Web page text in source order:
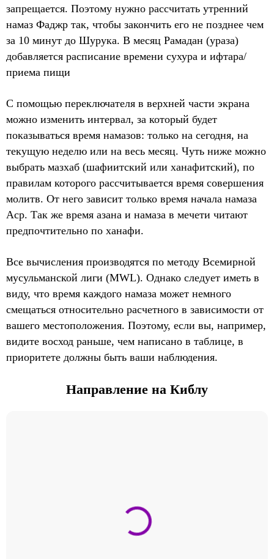
запрещается. Поэтому нужно рассчитать утренний
намаз Фаджр так, чтобы закончить его не позднее чем
за 10 минут до Шурука. В месяц Рамадан (ураза)
добавляется расписание времени сухура и ифтара/
приема пищи
С помощью переключателя в верхней части экрана
можно изменить интервал, за который будет
показываться время намазов: только на сегодня, на
текущую неделю или на весь месяц. Чуть ниже можно
выбрать мазхаб (шафиитский или ханафитский), по
правилам которого рассчитывается время совершения
молитв. От него зависит только время начала намаза
Аср. Так же время азана и намаза в мечети читают
предпочтительно по ханафи.
Все вычисления производятся по методу Всемирной
мусульманской лиги (MWL). Однако следует иметь в
виду, что время каждого намаза может немного
смещаться относительно расчетного в зависимости от
вашего местоположения. Поэтому, если вы, например,
видите восход раньше, чем написано в таблице, в
приоритете должны быть ваши наблюдения.
Направление на Киблу